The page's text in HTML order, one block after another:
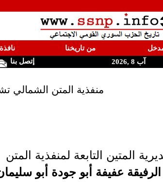
من تاريخنا نافذة
آب 8 ,2026
إتصل بنا
منفذية المتن الشمالي
المتين التابعة لمنفذية المتن
الرفيقة عفيفة أبو جودة أبو